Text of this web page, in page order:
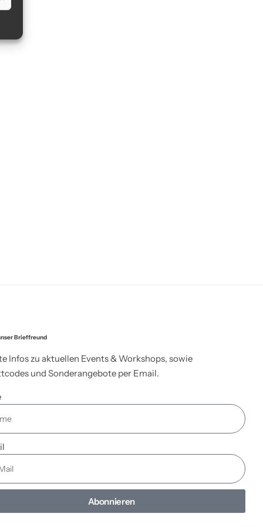
Brieffreund
Infos zu aktuellen Events & Workshops, sowie
und Sonderangebote per Email.
Abonnieren